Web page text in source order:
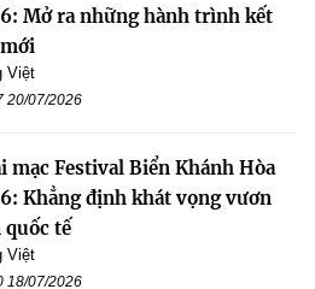
Mở ra những hành trình kết
Việt
20/07/2026
mạc Festival Biển Khánh Hòa
Khẳng định khát vọng vươn
quốc tế
Việt
18/07/2026